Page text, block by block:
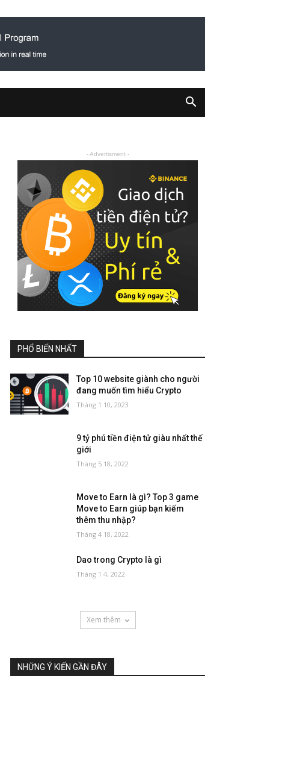
- Advertisment -
PHỔ BIẾN NHẤT
Top 10 website giành cho người
đang muốn tìm hiểu Crypto
Tháng 1 10, 2023
9 tỷ phú tiền điện tử giàu nhất thế
giới
Tháng 5 18, 2022
Move to Earn là gì? Top 3 game
Move to Earn giúp bạn kiếm
thêm thu nhập?
Tháng 4 18, 2022
Dao trong Crypto là gì
Tháng 1 4, 2022
Xem thêm
NHỮNG Ý KIẾN GẦN ĐÂY